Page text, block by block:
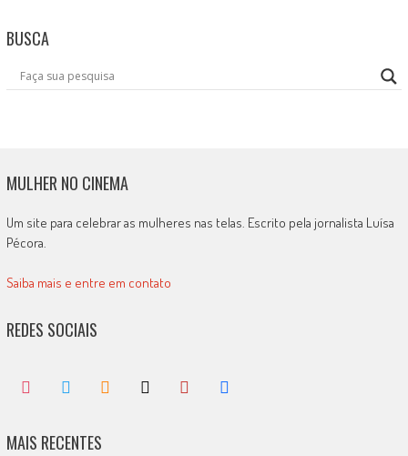
BUSCA
MULHER NO CINEMA
Um site para celebrar as mulheres nas telas. Escrito pela jornalista Luísa
Pécora.
Saiba mais e entre em contato
REDES SOCIAIS
MAIS RECENTES